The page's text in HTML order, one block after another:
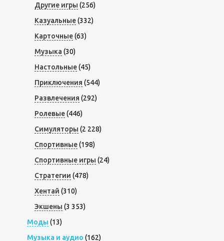
Другие игры (256)
Казуальные(332)
Карточные(63)
Музыка (30)
Настольные(45)
Приключения (544)
Развлечения (292)
Ролевые(446)
Симуляторы (2 228)
Спортивные(198)
Спортивные игры (24)
Стратегии (478)
Хентай (310)
Экшены (3 353)
Моды (13)
Музыка и аудио (162)